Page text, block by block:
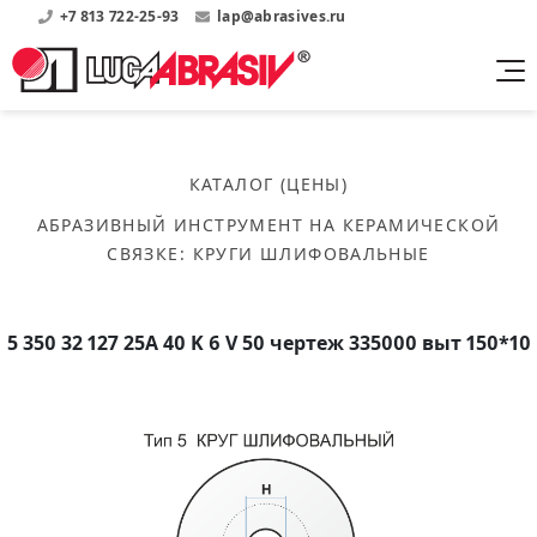
+7 813 722-25-93 lap@abrasives.ru
бакелитовой связке
Скачать каталог
Круги шлифовальные
Сегменты шлифовальные
керамической связке
Скачать каталог
Круги шлифовальные
Скачать прайсы на нашу продукцию
Нормативные документы, ГОСТы, Инструкции по
Публикации
О нас
Информация о заводе
История завода
Партнеры
Список партнеров завода
Мероприятия
Контакты
КАТАЛОГ (ЦЕНЫ)
АБРАЗИВНЫЙ ИНСТРУМЕНТ НА КЕРАМИЧЕСКОЙ
СВЯЗКЕ : КРУГИ ШЛИФОВАЛЬНЫЕ
5 350 32 127 25А 40 K 6 V 50 чертеж 335000 выт 150*10